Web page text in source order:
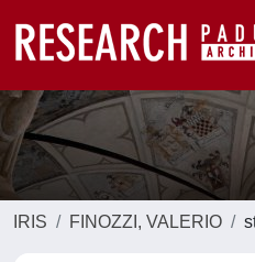
IRIS FINOZZI, VALERIO